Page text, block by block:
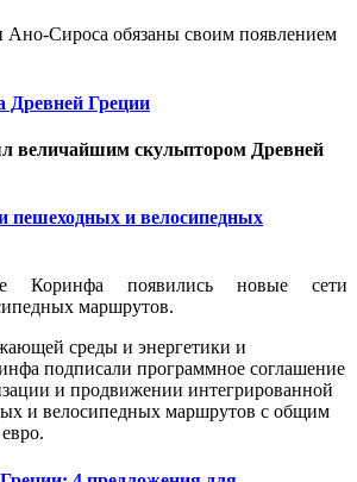
Сироса обязаны своим появлением
Древней Греции
величайшим скульптором Древней
пешеходных и велосипедных
Коринфа появились новые сети
маршрутов.
среды и энергетики и
подписали программное соглашение
и продвижении интегрированной
и велосипедных маршрутов с общим